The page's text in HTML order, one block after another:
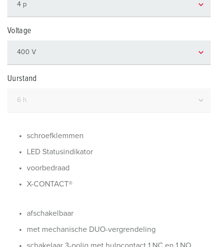
Voltage
Uurstand
schroefklemmen
LED Statusindikator
voorbedraad
X-CONTACT®
afschakelbaar
met mechanische DUO-vergrendeling